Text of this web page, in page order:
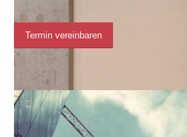
Termin vereinbaren